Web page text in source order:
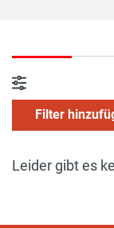
Filter
Leider gibt es